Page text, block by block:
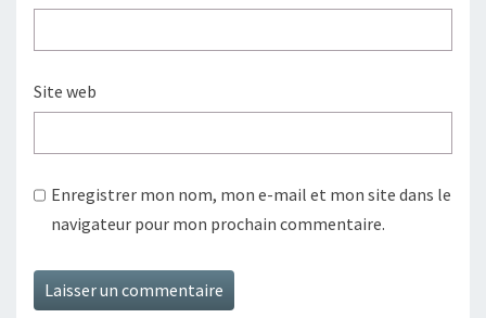
Site web
Enregistrer mon nom, mon e-mail et mon site dans le
navigateur pour mon prochain commentaire.